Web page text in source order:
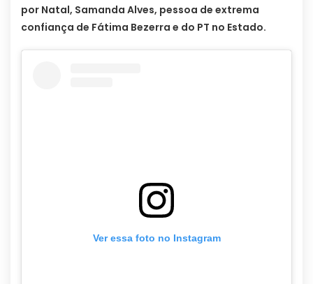
por Natal, Samanda Alves, pessoa de extrema
confiança de Fátima Bezerra e do PT no Estado.
Ver essa foto no Instagram